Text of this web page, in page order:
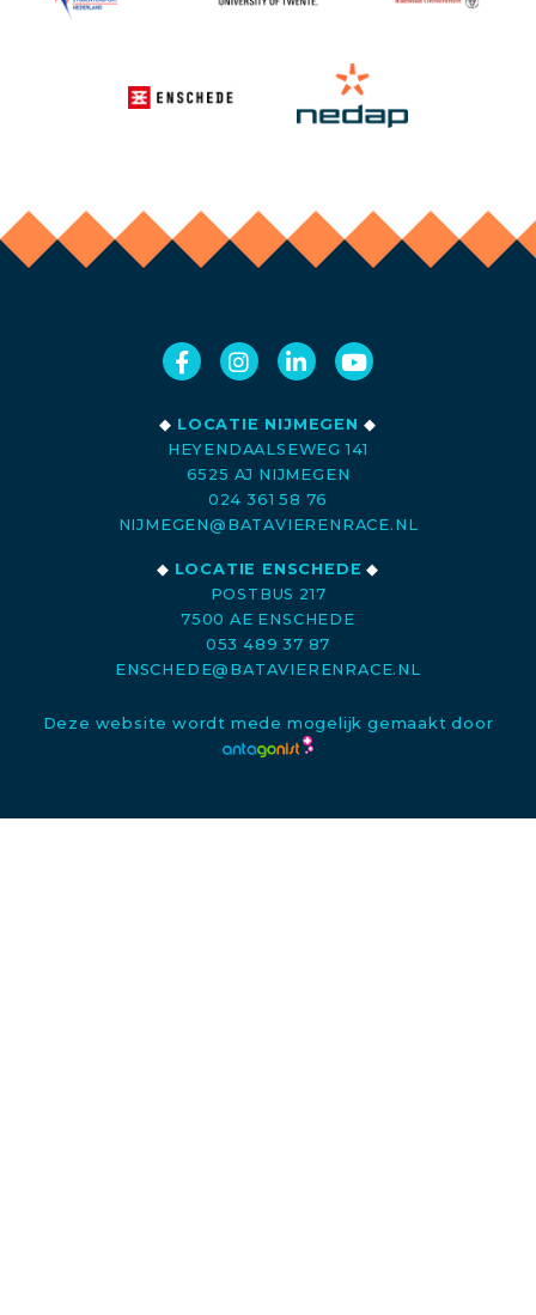
◆ LOCATIE NIJMEGEN ◆
HEYENDAALSEWEG 141
6525 AJ NIJMEGEN
024 361 58 76
NIJMEGEN@BATAVIERENRACE.NL
◆ LOCATIE ENSCHEDE ◆
POSTBUS 217
7500 AE ENSCHEDE
053 489 37 87
ENSCHEDE@BATAVIERENRACE.NL
Deze website wordt mede mogelijk gemaakt door